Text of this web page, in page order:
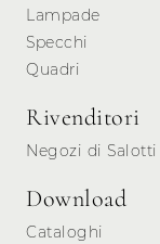
Lampade
Specchi
Quadri
Rivenditori
Negozi di Salotti
Download
Cataloghi